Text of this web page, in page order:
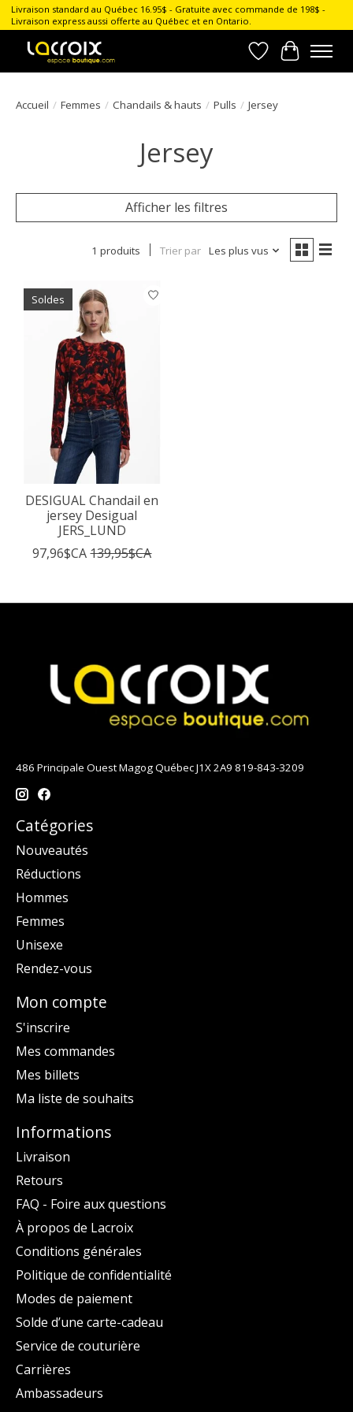
Livraison standard au Québec 16.95$ - Gratuite avec commande de 198$ -
Livraison express aussi offerte au Québec et en Ontario.
Liste dePanier
Accueil / Femmes / Chandails & hauts / Pulls / Jersey
Jersey
Afficher les filtres
1 produits Trier par Les plus vus
Soldes
DESIGUAL Chandail en
jersey Desigual
JERS_LUND
97,96$CA 139,95$CA
486 Principale Ouest Magog Québec J1X 2A9 819-843-3209
Catégories
Nouveautés
Réductions
Hommes
Femmes
Unisexe
Rendez-vous
Mon compte
S'inscrire
Mes commandes
Mes billets
Ma liste de souhaits
Informations
Livraison
Retours
FAQ - Foire aux questions
À propos de Lacroix
Conditions générales
Politique de confidentialité
Modes de paiement
Solde d’une carte-cadeau
Service de couturière
Carrières
Ambassadeurs